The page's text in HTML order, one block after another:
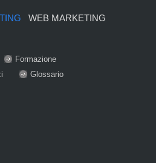
WEB MARKETING
Formazione
Glossario